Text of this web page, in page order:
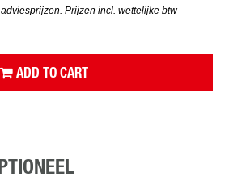
Prijzen incl. wettelijke btw
ADD TO CART